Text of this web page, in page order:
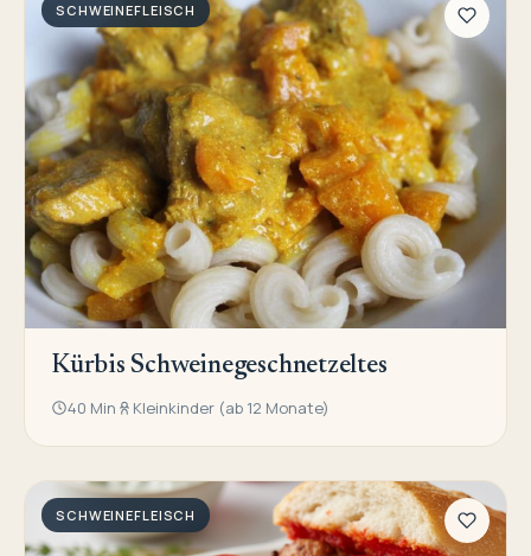
SCHWEINEFLEISCH
Kürbis Schweinegeschnetzeltes
40 Min Kleinkinder (ab 12 Monate)
SCHWEINEFLEISCH